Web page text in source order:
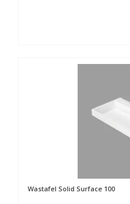
Wastafel Solid Surface 100